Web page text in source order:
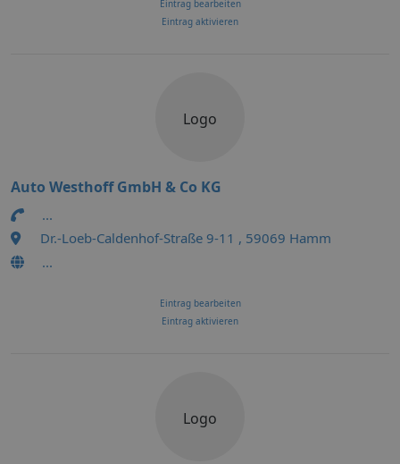
Eintrag bearbeiten
Eintrag aktivieren
Logo
Auto Westhoff GmbH & Co KG
...
Dr.-Loeb-Caldenhof-Straße 9-11 , 59069 Hamm
...
Eintrag bearbeiten
Eintrag aktivieren
Logo